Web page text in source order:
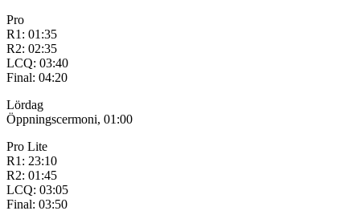
Pro
R1: 01:35
R2: 02:35
LCQ: 03:40
Final: 04:20
Lördag
Öppningscermoni, 01:00
Pro Lite
R1: 23:10
R2: 01:45
LCQ: 03:05
Final: 03:50